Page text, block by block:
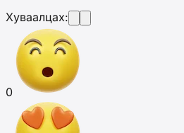
Хуваалцах:
0